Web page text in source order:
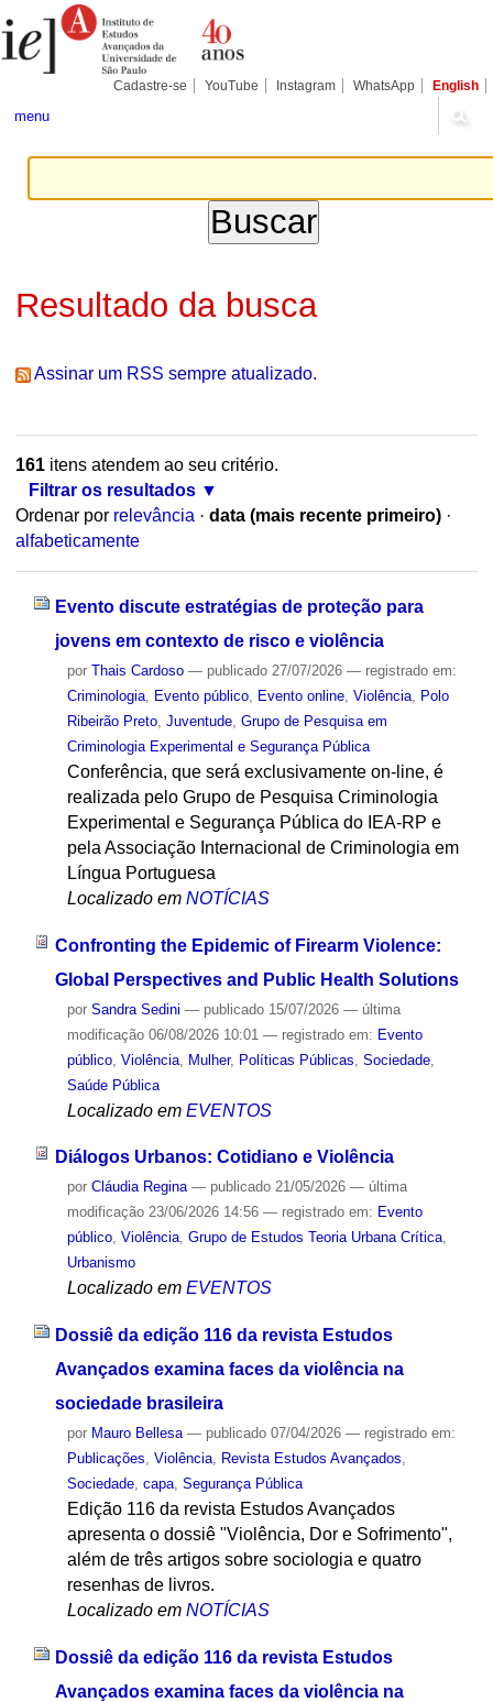
para
conteúdo.
Pessoais
Cadastre-se YouTube Instagram WhatsApp English
menu
Resultado da busca
Assinar um RSS sempre atualizado.
161itens atendem ao seu critério.
Filtrar os resultados
Ordenar por relevância · data (mais recente primeiro) ·
alfabeticamente
Evento discute estratégias de proteção para
jovens em contexto de risco e violência
por Thais Cardoso — publicado27/07/2026 — registrado em:
Criminologia, Evento público, Evento online, Violência,
Polo
Ribeirão Preto, Juventude, Grupo de Pesquisa em
Criminologia Experimental e Segurança Pública
Conferência, que será exclusivamente on-line, é
realizada pelo Grupo de Pesquisa Criminologia
Experimental e Segurança Pública do IEA-RP e
pela Associação Internacional de Criminologia em
Língua Portuguesa
Localizado em NOTÍCIAS
Confronting the Epidemic of Firearm Violence:
Global Perspectives and Public Health Solutions
por Sandra Sedini — publicado15/07/2026 — última
modificação06/08/2026 10:01 — registrado em: Evento
público, Violência, Mulher, Políticas Públicas Sociedade,
Saúde Pública
Localizado em EVENTOS
Diálogos Urbanos: Cotidiano e Violência
por Cláudia Regina — publicado21/05/2026 — última
modificação23/06/2026 14:56 — registrado em: Evento
público, Violência, Grupo de Estudos Teoria Urbana Crítica,
Urbanismo
Localizado em EVENTOS
Dossiê da edição 116 da revista Estudos
Avançados examina faces da violência na
sociedade brasileira
por Mauro Bellesa — publicado07/04/2026 — registrado em:
Publicações, Violência, Revista Estudos Avançados,
Sociedade, capa, Segurança Pública
Edição 116 da revista Estudos Avançados
apresenta o dossiê "Violência, Dor e Sofrimento",
além de três artigos sobre sociologia e quatro
resenhas de livros.
Localizado em NOTÍCIAS
Dossiê da edição 116 da revista Estudos
Avançados examina faces da violência na